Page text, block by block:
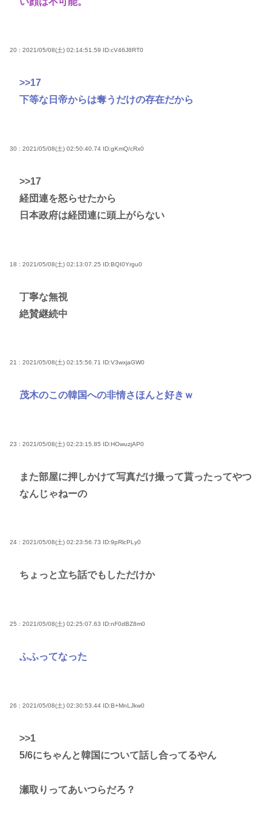
20 : 2021/05/08(土) 02:14:51.59 ID:cV46J8RT0
>>17
下等な日帝からは奪うだけの存在だから
30 : 2021/05/08(土) 02:50:40.74 ID:gKmQ/cRx0
>>17
経団連を怒らせたから
日本政府は経団連に頭上がらない
18 : 2021/05/08(土) 02:13:07.25 ID:BQI0Yrgu0
丁寧な無視
絶賛継続中
21 : 2021/05/08(土) 02:15:56.71 ID:V3wxjaGW0
茂木のこの韓国への非情さほんと好きｗ
23 : 2021/05/08(土) 02:23:15.85 ID:HOwuzjAP0
また部屋に押しかけて写真だけ撮って貰ったってやつ
なんじゃねーの
24 : 2021/05/08(土) 02:23:56.73 ID:9pRlcPLy0
ちょっと立ち話でもしただけか
25 : 2021/05/08(土) 02:25:07.63 ID:nF0dBZ8m0
ふふってなった
26 : 2021/05/08(土) 02:30:53.44 ID:B+MnLJkw0
>>1
5/6にちゃんと韓国について話し合ってるやん
瀬取りってあいつらだろ？